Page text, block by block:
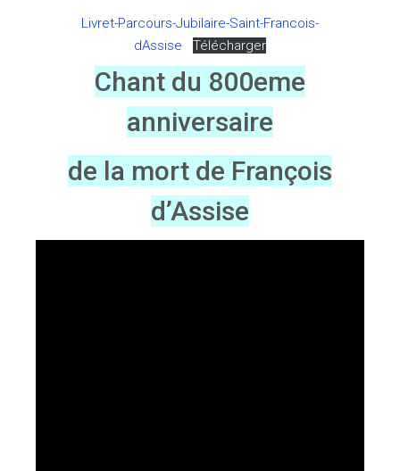
Livret-Parcours-Jubilaire-Saint-Francois-
dAssise
Télécharger
Chant du 800eme
anniversaire
de la mort de François
d’Assise